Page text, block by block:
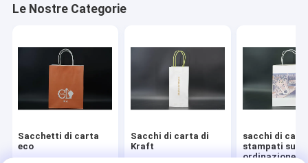
Le Nostre Categorie
Sacchetti di carta
eco
Sacchi di carta di
Kraft
sacchi di
stampati su
ordinazione